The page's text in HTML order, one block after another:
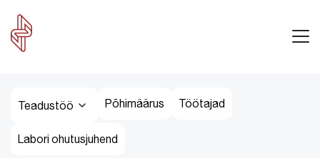
Teadustöö Põhimäärus Töötajad
Labori ohutusjuhend